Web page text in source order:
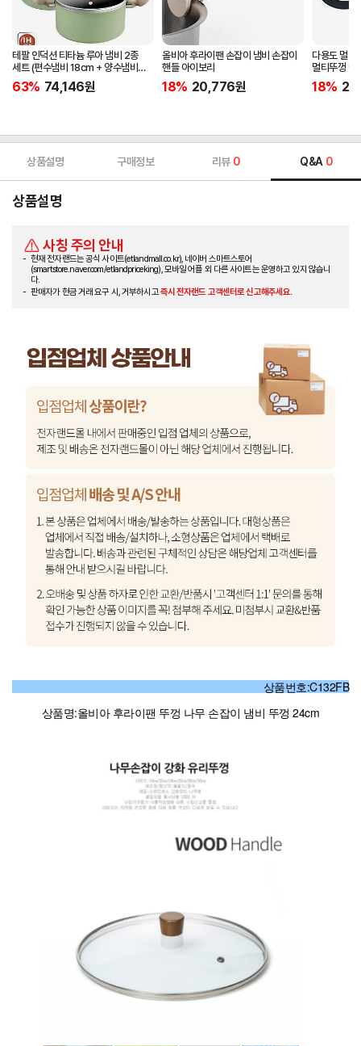
테팔 인덕션 티타늄 루아 냄비 2종
세트 (편수냄비 18cm + 양수냄비
20cm)
63% 74,146원
올비아 후라이팬 손잡이 냄비 손잡이
핸들 아이보리
18% 20,776원
다용도 멀티
멀티뚜껑 방
18%
상품설명 구매정보 리뷰 0 Q&A 0
상품설명
사칭 주의 안내
현재 전자랜드는 공식 사이트(etlandmall.co.kr), 네이버 스마트스토어
(smartstore.naver.com/etlandpriceking), 모바일 어플 외 다른 사이트는 운영하고 있지 않습니
다.
판매자가 현금 거래 요구 시, 거부하시고즉시 전자랜드 고객센터로 신고해주세요.
상품번호:C132FB
상품명:올비아 후라이팬 뚜껑 나무 손잡이 냄비 뚜껑 24cm